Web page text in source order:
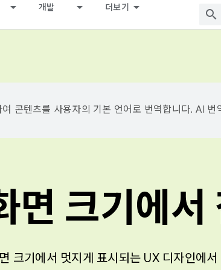
개발 더보기
콘텐츠를 사용자의 기본 언어로 번역합니다. AI 번
면 크기에서
크기에서 멋지게 표시되는 UX 디자인에